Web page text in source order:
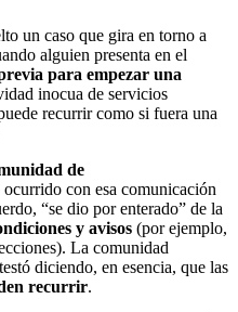
un caso que gira en torno a
alguien presenta en el
para empezar una
inocua de servicios
recurrir como si fuera una
de
ocurrido con esa comunicación
“se dio por enterado” de la
y avisos (por ejemplo,
La comunidad
diciendo, en esencia, que las
recurrir.